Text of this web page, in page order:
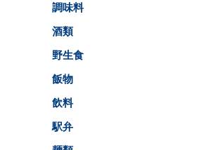
調味料
酒類
野生食
飯物
飲料
駅弁